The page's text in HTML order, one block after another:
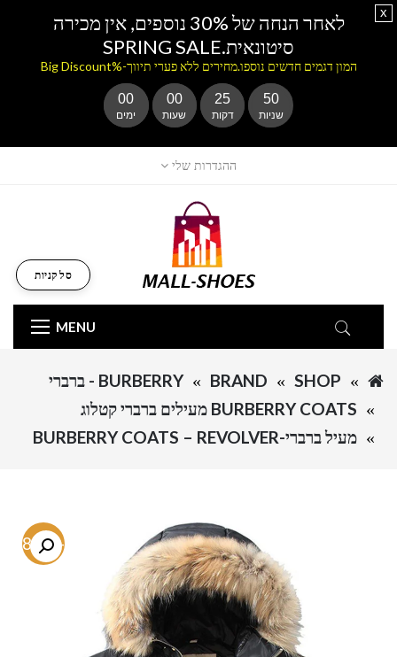
ההגדרות שלי
MENU
סל קניות
SHOP
BRAND
BURBERRY - ברברי
BURBERRY COATS מעילים ברברי קטלוג
מעיל ברברי-BURBERRY COATS – REVOLVER
-68.2%
לאחר הנחה של 30% נוספים, אין מכירה
סיטונאית.SPRING SALE
המון דגמים חדשים נוספו.מחירים ללא פערי תיווך-%Big Discount
00
ימים
00
שעות
25
דקות
49
שניות
x